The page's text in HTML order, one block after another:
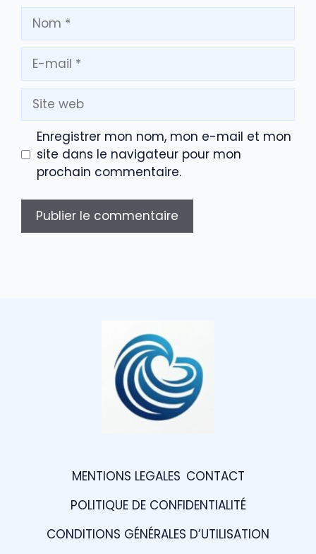
Nom
mail
Site
web
Enregistrer mon nom, mon e-mail et mon
site dans le navigateur pour mon
prochain commentaire.
MENTIONS LEGALES CONTACT
POLITIQUE DE CONFIDENTIALITÉ
CONDITIONS GÉNÉRALES D’UTILISATION